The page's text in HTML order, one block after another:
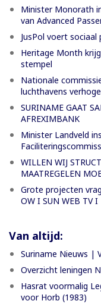
Minister Monorath
van Advanced
JusPol voert
Heritage Month
stempel
Nationale
luchthavens
SURINAME GAAT
AFREXIMBANK
Minister Landveld
WILLEN WIJ
MAATREGELEN
Grote projecten
OW I SUN WEB TV I
Van altijd:
Suriname Nieuws |
Overzicht leningen
Hasrat voormalig
voor Horb (1983)